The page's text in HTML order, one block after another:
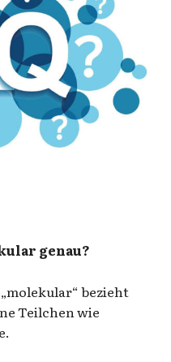
genau?
bezieht
Teilchen wie